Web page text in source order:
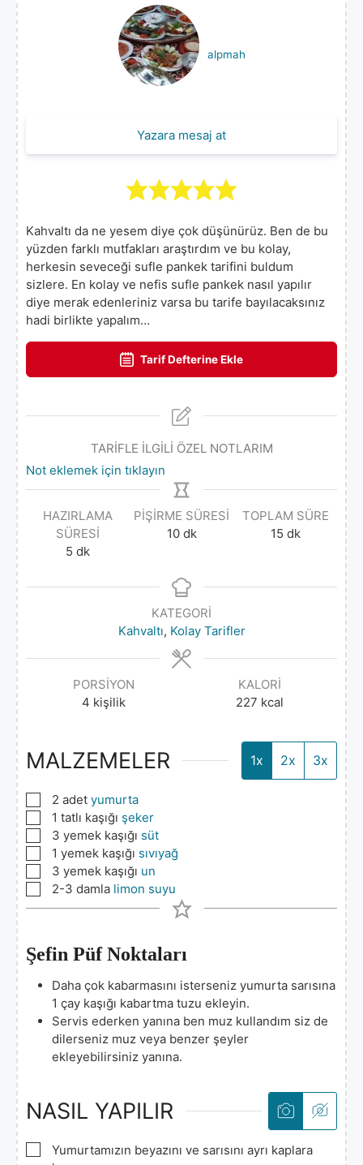
alpmah
Yazara mesaj at
Kahvaltı da ne yesem diye çok düşünürüz. Ben de bu
yüzden farklı mutfakları araştırdım ve bu kolay,
herkesin seveceği sufle pankek tarifini buldum
sizlere. En kolay ve nefis sufle pankek nasıl yapılır
diye merak edenleriniz varsa bu tarife bayılacaksınız
hadi birlikte yapalım…
Tarif Defterine Ekle
TARİFLE İLGİLİ ÖZEL NOTLARIM
Not eklemek için tıklayın
HAZIRLAMA
SÜRESI
5 dk
PIŞIRME SÜRESI
10 dk
TOPLAM SÜRE
15 dk
KATEGORI
Kahvaltı, Kolay Tarifler
PORSIYON
4 kişilik
KALORI
227 kcal
MALZEMELER 1x 2x 3x
▢
2 adet yumurta
▢1 tatlı kaşığı şeker
▢
3 yemek kaşığı süt
▢1 yemek kaşığı sıvıyağ
▢
3 yemek kaşığı un
▢
2-3 damla limon suyu
Şefin Püf Noktaları
Daha çok kabarmasını isterseniz yumurta sarısına
1 çay kaşığı kabartma tuzu ekleyin.
Servis ederken yanına ben muz kullandım siz de
dilerseniz muz veya benzer şeyler
ekleyebilirsiniz yanına.
NASIL YAPILIR
▢
Yumurtamızın beyazını ve sarısını ayrı kaplara